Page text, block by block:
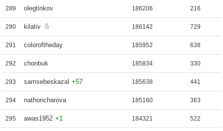
289 olegtinkov 186206 216
290 kilativ -5 186142 729
291 coloroftheday 185952 638
292 chonbuk 185834 330
293 samsebeskazal +57 185638 441
294 nathoncharova 185160 363
295 awas1952 +1 184321 522